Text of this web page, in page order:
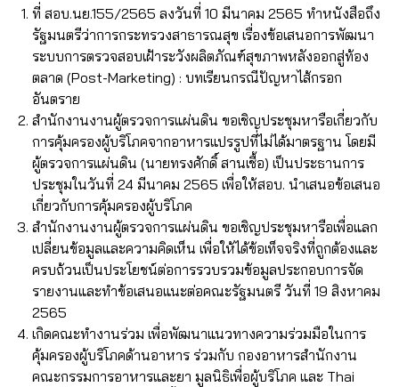
ที่ สอบ.นย.155/2565 ลงวันที่ 10 มีนาคม 2565 ทำหนังสือถึง
รัฐมนตรีว่าการกระทรวงสาธารณสุข เรื่องข้อเสนอการพัฒนา
ระบบการตรวจสอบเฝ้าระวังผลิตภัณฑ์สุขภาพหลังออกสู่ท้อง
ตลาด (Post-Marketing) : บทเรียนกรณีปัญหาไส้กรอก
อันตราย
สำนักงานงานผู้ตรวจการแผ่นดิน ขอเชิญประชุมหารือเกี่ยวกับ
การคุ้มครองผู้บริโภคจากอาหารแปรรูปที่ไม่ได้มาตรฐาน โดยมี
ผู้ตรวจการแผ่นดิน (นายทรงศักดิ์ สานเชื้อ) เป็นประธานการ
ประชุมในวันที่ 24 มีนาคม 2565 เพื่อให้สอบ. นำเสนอข้อเสนอ
เกี่ยวกับการคุ้มครองผู้บริโภค
สำนักงานงานผู้ตรวจการแผ่นดิน ขอเชิญประชุมหารือเพื่อแลก
เปลี่ยนข้อมูลและความคิดเห็น เพื่อให้ได้ข้อเท็จจริงที่ถูกต้องและ
ครบถ้วนเป็นประโยชน์ต่อการรวบรวมข้อมูลประกอบการจัด
รายงานและทำข้อเสนอแนะต่อคณะรัฐมนตรี วันที่ 19 สิงหาคม
2565
เกิดคณะทำงานร่วม เพื่อพัฒนาแนวทางความร่วมมือในการ
คุ้มครองผู้บริโภคด้านอาหาร ร่วมกับ กองอาหารสำนักงาน
คณะกรรมการอาหารและยา มูลนิธิเพื่อผู้บริโภค และ Thai